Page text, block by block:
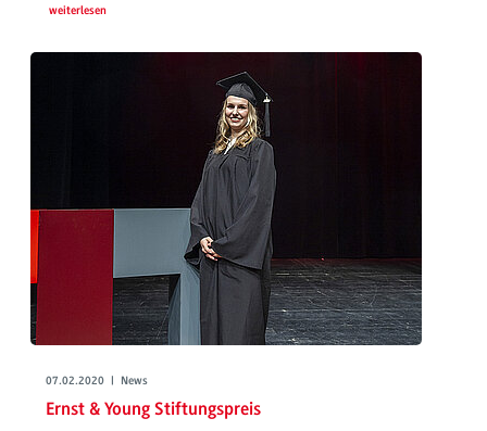
weiterlesen
07.02.2020 | News
Ernst & Young Stiftungspreis